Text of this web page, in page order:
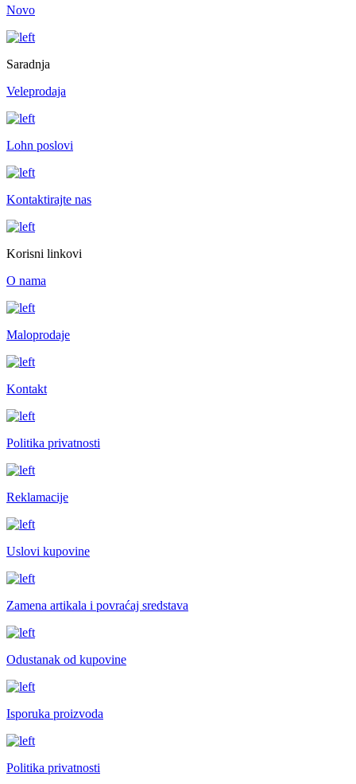
Novo
Saradnja
Veleprodaja
Lohn poslovi
Kontaktirajte nas
Korisni linkovi
O nama
Maloprodaje
Kontakt
Politika privatnosti
Reklamacije
Uslovi kupovine
Zamena artikala i povraćaj sredstava
Odustanak od kupovine
Isporuka proizvoda
Politika privatnosti